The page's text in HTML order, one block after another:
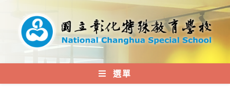
內
選單